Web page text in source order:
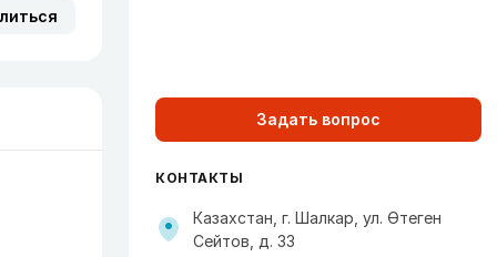
Задать вопрос
КОНТАКТЫ
Казахстан, г. Шалкар, ул. Өтеген
Сейтов, д. 33